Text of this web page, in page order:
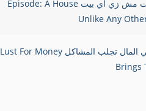
حلقة: بيت مش زي أي بيت Episode: A House
Unlike Any
الرغبة في المال تجلب المشاكل Lust For Money
Brings